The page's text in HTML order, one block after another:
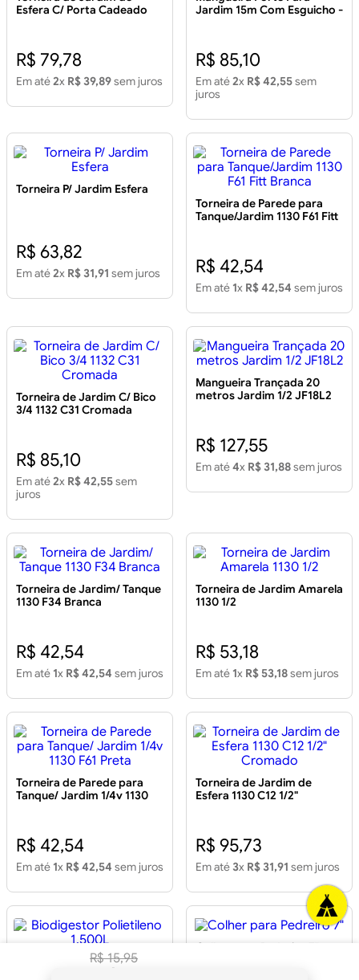
R$ 15,95
Esfera C/ Porta Cadeado
R$ 79,78
Em até2x R$ 39,89sem juros
Jardim 15m Com Esguicho -
R$ 85,10
Em até2x R$ 42,55sem
juros
Torneira P/ Jardim Esfera
R$ 63,82
Em até2x R$ 31,91 sem juros
Torneira de Parede para
Tanque/Jardim 1130 F61 Fitt
R$ 42,54
Em até 1x R$ 42,54 sem juros
Torneira de Jardim C/ Bico
3/4 1132 C31 Cromada
R$ 85,10
Em até2x R$ 42,55sem
juros
Mangueira Trançada 20
metros Jardim 1/2 JF18L2
R$ 127,55
Em até4x R$ 31,88sem juros
Torneira de Jardim/ Tanque
1130 F34 Branca
R$ 42,54
Em até 1x R$ 42,54 sem juros
Torneira de Jardim Amarela
1130 1/2
R$ 53,18
Em até 1x R$ 53,18sem juros
Torneira de Parede para
Tanque/ Jardim 1/4v 1130
R$ 42,54
Em até 1x R$ 42,54 sem juros
Torneira de Jardim de
Esfera 1130 C12 1/2"
R$ 95,73
Em até 3x R$ 31,91 sem juros
Biodigestor Polietileno
Colher para Pedreiro 7"